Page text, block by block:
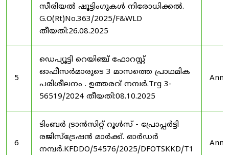
സീരിയൽ ഷൂട്ടിംഗുകൾ നിരോധിക്കൽ.
G.O(Rt)No.363/2025/F&WLD
തീയതി:26.08.2025
5
ഡെപ്യൂട്ടി റെയിഞ്ച് ഫോറസ്റ്റ്
ഓഫീസർമാരുടെ 3 മാസത്തെ പ്രാഥമിക
പരിശീലനം . ഉത്തരവ് നമ്പർ.Trg 3-
56519/2024 തീയതി:08.10.2025
6
ടിംബർ ട്രാൻസിറ്റ് റൂൾസ് - പ്രോപ്പർട്ടി
രജിസ്ട്രേഷൻ മാർക്ക്. ഓർഡർ
നമ്പർ.KFDDO/54576/2025/DFOTSKKD/T1